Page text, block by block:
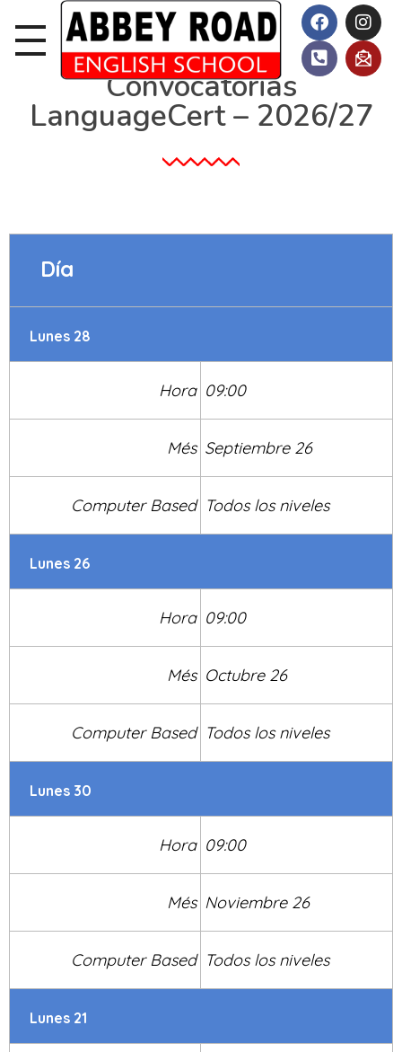
Convocatorias
LanguageCert – 2026/27
Día
Lunes 28
Hora 09:00
Més Septiembre 26
Computer Based Todos los niveles
Lunes 26
Hora 09:00
Més Octubre 26
Computer Based Todos los niveles
Lunes 30
Hora 09:00
Més Noviembre 26
Computer Based Todos los niveles
Lunes 21